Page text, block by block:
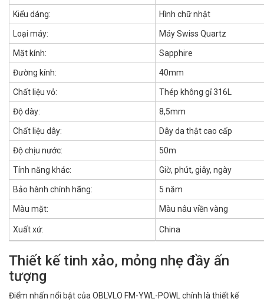
Kiểu dáng: Hình chữ nhật
Loại máy: Máy Swiss Quartz
Mặt kính: Sapphire
Đường kính: 40mm
Chất liệu vỏ: Thép không gỉ 316L
Độ dày: 8,5mm
Chất liệu dây: Dây da thật cao cấp
Độ chịu nước: 50m
Tính năng khác: Giờ, phút, giây, ngày
Bảo hành chính hãng: 5 năm
Màu mặt: Màu nâu viền vàng
Xuất xứ: China
Thiết kế tinh xảo, mỏng nhẹ đầy ấn
tượng
Điểm nhấn nổi bật của OBLVLO FM-YWL-POWL chính là thiết kế